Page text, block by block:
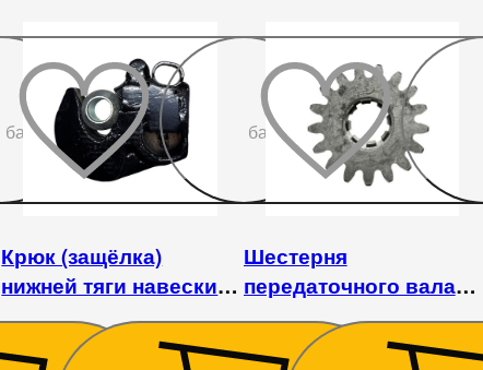
бажаного
бажаного
Крюк (защёлка)
нижней тяги навески
трактора (D-23mm)
Шестерня
передаточного вала
1GQN-125/140/150